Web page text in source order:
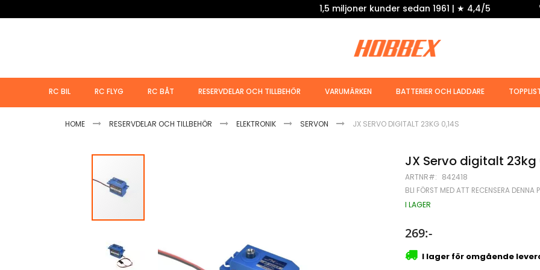
1,5 miljoner kunder sedan 1961 | ★ 4,4/5
RC BIL RC FLYG RC BÅT RESERVDELAR OCH TILLBEHÖR VARUMÄRKEN BATTERIER OCH LADDARE
HOME RESERVDELAR OCH TILLBEHÖR ELEKTRONIK SERVON JX SERVO DIGITALT 23KG 0,14S
Hoppa
slutet
bildgalleriet
JX Servo digitalt 23kg
ARTNR 842418
BLI FÖRST MED ATT RECENSERA DENNA
I LAGER
269:-
I lager för omgående